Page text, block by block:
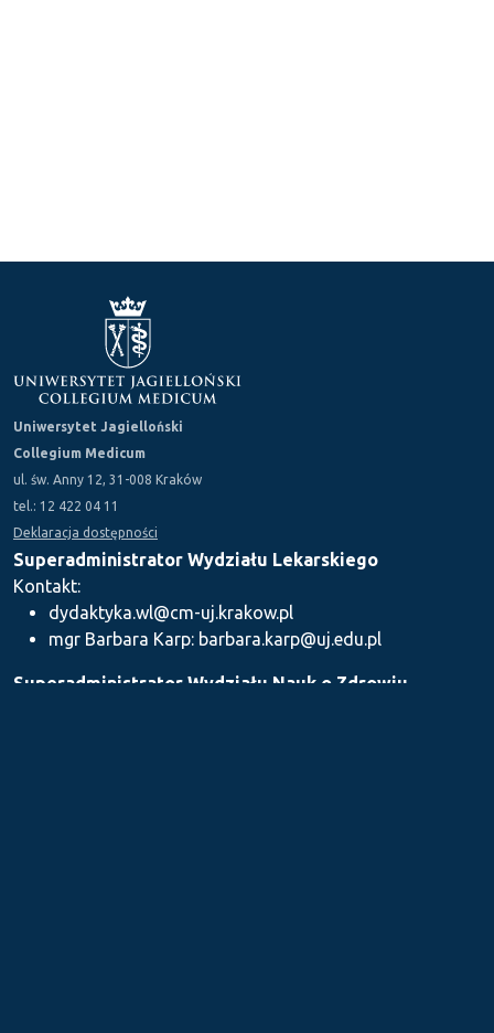
Uniwersytet Jagielloński
Collegium Medicum
ul. św. Anny 12, 31-008 Kraków
tel.: 12 422 04 11
Deklaracja dostępności
Superadministrator Wydziału Lekarskiego
Kontakt:
dydaktyka.wl@cm-uj.krakow.pl
mgr Barbara Karp: barbara.karp@uj.edu.pl
Superadministrator Wydziału Nauk o Zdrowiu